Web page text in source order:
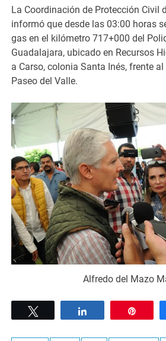
La Coordinación de Protección Civil
informó que desde las 03:00 horas
gas en el kilómetro 717+000 del
Guadalajara, ubicado en Recursos
a Carso, colonia Santa Inés, frente
Paseo del Valle.
Alfredo del Mazo